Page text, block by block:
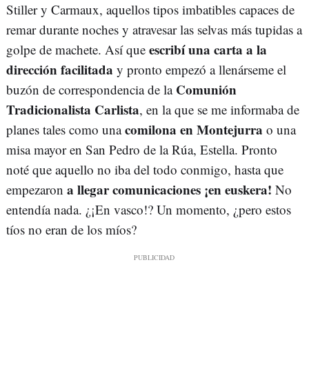
Stiller y Carmaux, aquellos tipos imbatibles capaces de
remar durante noches y atravesar las selvas más tupidas a
golpe de machete. Así que escribí una carta a la
dirección facilitada y pronto empezó a llenárseme el
buzón de correspondencia de la Comunión
Tradicionalista Carlista, en la que se me informaba de
planes tales como unacomilona en Montejurra o una
misa mayor en San Pedro de la Rúa, Estella. Pronto
noté que aquello no iba del todo conmigo, hasta que
empezaron a llegar comunicaciones ¡en euskera! No
entendía nada. ¿¡En vasco!? Un momento, ¿pero estos
tíos no eran de los míos?